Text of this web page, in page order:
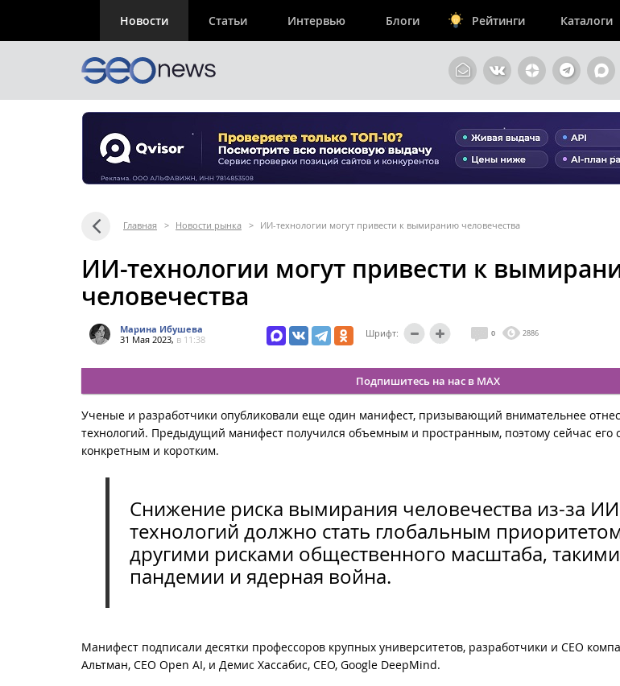
Новости Статьи Интервью Блоги Рейтинги Каталоги
Главная > Новости рынка > ИИ-технологии могут привести к вымиранию человечества
ИИ-технологии могут привести к
человечества
Марина Ибушева
31 Мая 2023, в 11:38
Шрифт: 0 2886
Подпишитесь на нас в MAX
Ученые и разработчики опубликовали еще один манифест, призывающий внимательнее
технологий. Предыдущий манифест получился объемным и пространным, поэтому сейчас его
конкретным и коротким.
Снижение риска вымирания человечества из-за
технологий должно стать глобальным
другими рисками общественного масштаба,
пандемии и ядерная война.
Манифест подписали десятки профессоров крупных университетов, разработчики и CEO
Альтман, CEO Open AI, и Демис Хассабис, CEO, Google DeepMind.